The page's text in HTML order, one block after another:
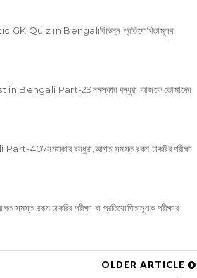
GK Quiz in Bengaliবিভিন্ন প্রতিযোগিতামূলক
Part-29নমস্কার বন্ধুরা,আজকে তোমাদের
বন্ধুরা,আগত সমস্ত রকম চাকরির পরীক্ষা
রকম চাকরির পরীক্ষা বা প্রতিযোগিতামূলক পরীক্ষার
OLDER ARTICLE